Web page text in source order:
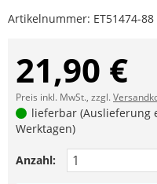
Artikelnummer: ET51474-88
21,90 €
Preis inkl. MwSt., zzgl.
lieferbar (Auslieferung
Werktagen)
Anzahl: